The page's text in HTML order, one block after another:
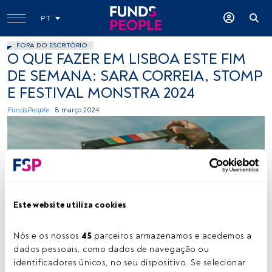
Este website utiliza cookies
Nós e os nossos 45 parceiros armazenamos e acedemos a
dados pessoais, como dados de navegação ou
identificadores únicos, no seu dispositivo. Se selecionar
PT
FORA DO ESCRITÓRIO
O QUE FAZER EM LISBOA ESTE FIM
DE SEMANA: SARA CORREIA, STOMP
E FESTIVAL MONSTRA 2024
FundsPeople . 8 março 2024
Tempo de leitura: 2 min.